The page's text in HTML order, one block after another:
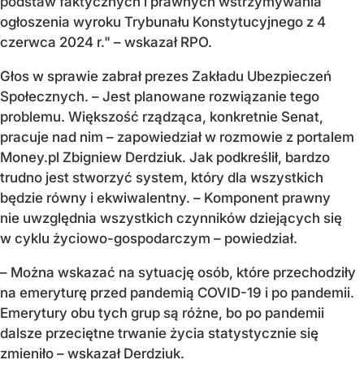
ogłoszenia wyroku Trybunału Konstytucyjnego z 4
czerwca 2024 r." – wskazał RPO.
Głos w sprawie zabrał prezes Zakładu Ubezpieczeń
Społecznych. – Jest planowane rozwiązanie tego
problemu. Większość rządząca, konkretnie Senat,
pracuje nad nim – zapowiedział w rozmowie z portalem
Money.pl Zbigniew Derdziuk. Jak podkreślił, bardzo
trudno jest stworzyć system, który dla wszystkich
będzie równy i ekwiwalentny. – Komponent prawny
nie uwzględnia wszystkich czynników dziejących się
w cyklu życiowo-gospodarczym – powiedział.
– Można wskazać na sytuację osób, które przechodziły
na emeryturę przed pandemią COVID-19 i po pandemii.
Emerytury obu tych grup są różne, bo po pandemii
dalsze przeciętne trwanie życia statystycznie się
zmieniło – wskazał Derdziuk.